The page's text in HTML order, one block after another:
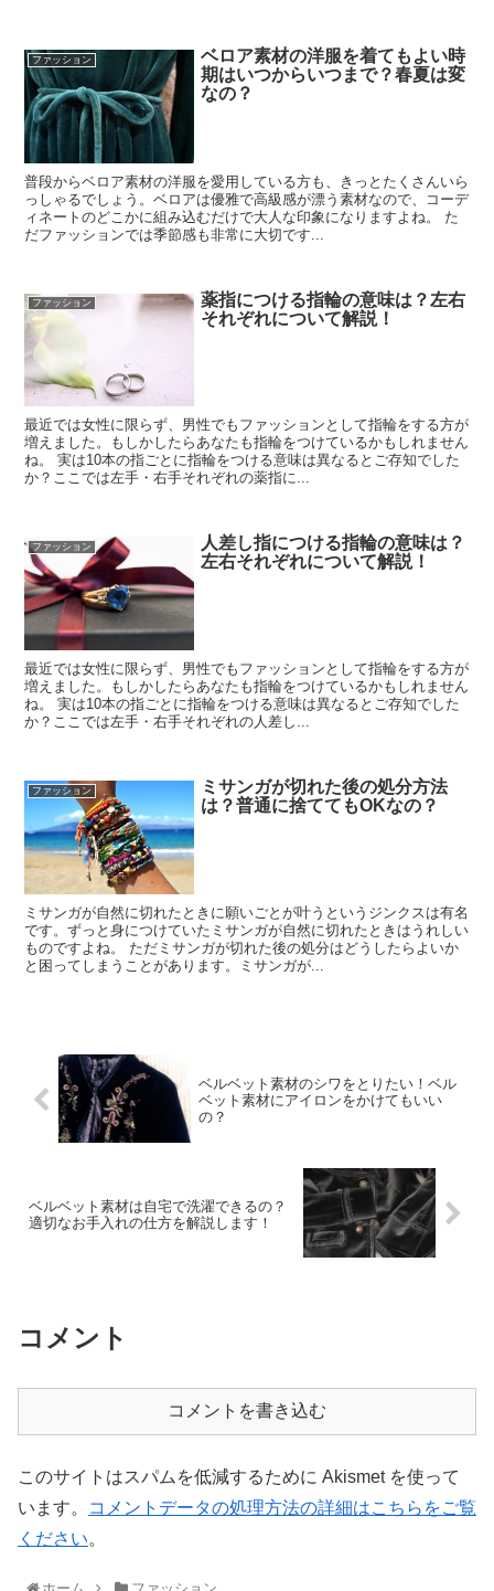
ファッション
ベロア素材の洋服を着てもよい時
期はいつからいつまで？春夏は変
なの？
普段からベロア素材の洋服を愛用している方も、きっとたくさんいら
っしゃるでしょう。ベロアは優雅で高級感が漂う素材なので、コーデ
ィネートのどこかに組み込むだけで大人な印象になりますよね。 た
だファッションでは季節感も非常に大切です...
ファッション
薬指につける指輪の意味は？左右
それぞれについて解説！
最近では女性に限らず、男性でもファッションとして指輪をする方が
増えました。もしかしたらあなたも指輪をつけているかもしれません
ね。 実は10本の指ごとに指輪をつける意味は異なるとご存知でした
か？ここでは左手・右手それぞれの薬指に...
ファッション
人差し指につける指輪の意味は？
左右それぞれについて解説！
最近では女性に限らず、男性でもファッションとして指輪をする方が
増えました。もしかしたらあなたも指輪をつけているかもしれません
ね。 実は10本の指ごとに指輪をつける意味は異なるとご存知でした
か？ここでは左手・右手それぞれの人差し...
ファッション
ミサンガが切れた後の処分方法
は？普通に捨ててもOKなの？
ミサンガが自然に切れたときに願いごとが叶うというジンクスは有名
です。ずっと身につけていたミサンガが自然に切れたときはうれしい
ものですよね。 ただミサンガが切れた後の処分はどうしたらよいか
と困ってしまうことがあります。ミサンガが...
ベルベット素材のシワをとりたい！ベル
ベット素材にアイロンをかけてもいい
の？
ベルベット素材は自宅で洗濯できるの？
適切なお手入れの仕方を解説します！
コメント
コメントを書き込む
このサイトはスパムを低減するために Akismet を使って
います。
コメントデータの処理方法の詳細はこちらをご覧
ください。